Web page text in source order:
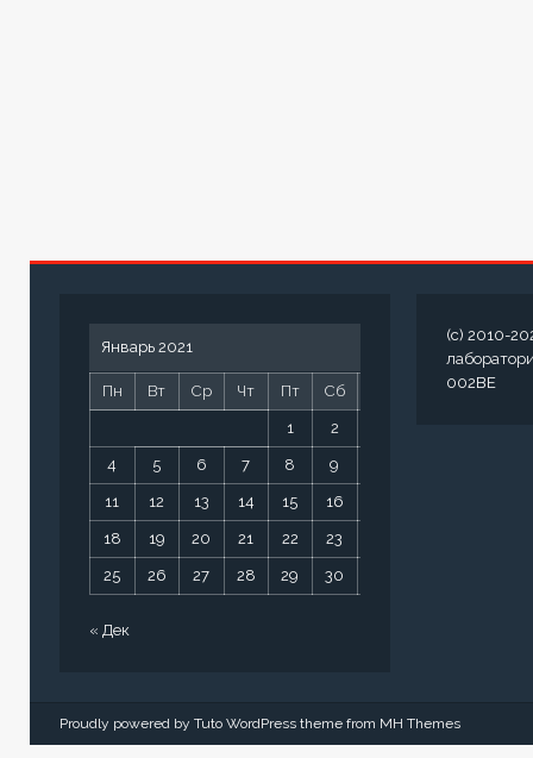
Январь 2021
Пн Вт Ср Чт Пт Сб
1 2
4 5 6 7 8 9
11 12 13 14 15 16
18 19 20 21 22 23
25 26 27 28 29 30
« Дек
(c) 2010-
002BE
Proudly powered by Tuto WordPress theme from MH Themes